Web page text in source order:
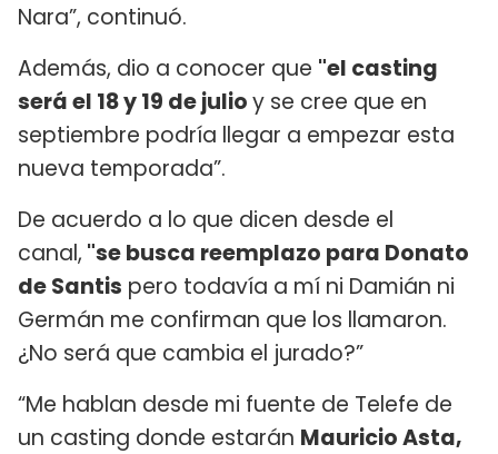
Nara”, continuó.
Además, dio a conocer que "el casting
será el 18 y 19 de julioy se cree que en
septiembre podría llegar a empezar esta
nueva temporada”.
De acuerdo a lo que dicen desde el
canal, "se busca reemplazo para Donato
de Santis pero todavía a mí ni Damián ni
Germán me confirman que los llamaron.
¿No será que cambia el jurado?”
“Me hablan desde mi fuente de Telefe de
un casting donde estarán Mauricio Asta,